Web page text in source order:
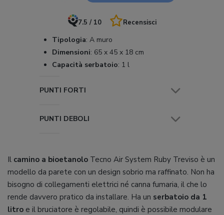
7.5 / 10 Recensisci
Tipologia: A muro
Dimensioni: 65 x 45 x 18 cm
Capacità serbatoio: 1 l
PUNTI FORTI
PUNTI DEBOLI
Il camino a bioetanolo Tecno Air System Ruby Treviso è un
modello da parete con un design sobrio ma raffinato. Non ha
bisogno di collegamenti elettrici né canna fumaria, il che lo
rende davvero pratico da installare. Ha un serbatoio da 1
litro e il bruciatore è regolabile, quindi è possibile modulare